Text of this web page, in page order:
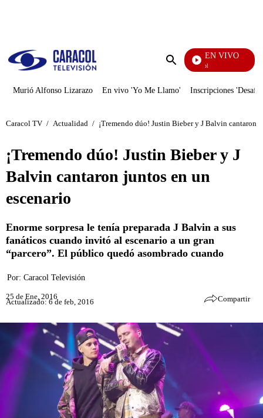
Enviar
EN VIVO
Noticias Caracol
Murió Alfonso Lizarazo En vivo 'Yo Me Llamo' Inscripciones
Caracol TV / Actualidad / ¡Tremendo dúo! Justin Bieber y J Balvin cantaron
¡Tremendo dúo! Justin Bieber y J
Balvin cantaron juntos en un
escenario
Enorme sorpresa le tenía preparada J Balvin a sus
fanáticos cuando invitó al escenario a un gran
“parcero”. El público quedó asombrado cuando
Por: Caracol Televisión
25 de Ene, 2016
Actualizado: 6 de feb, 2016 Compartir